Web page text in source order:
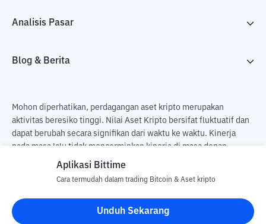
Analisis Pasar
Blog & Berita
Mohon diperhatikan, perdagangan aset kripto merupakan
aktivitas beresiko tinggi. Nilai Aset Kripto bersifat fluktuatif dan
dapat berubah secara signifikan dari waktu ke waktu. Kinerja
pada masa lalu tidak mencerminkan kinerja di masa depan.
Terdapat risiko kehilangan sebagai dampak dari membeli dan
pengguna. PT Utama Aset Digital Indonesia (Bittime) tidak
bertanggung jawab atas perubahan fluktuasi dari nilai tukar Aset
Kripto.
Aplikasi Bittime
Cara termudah dalam trading Bitcoin & Aset kripto
Unduh Sekarang